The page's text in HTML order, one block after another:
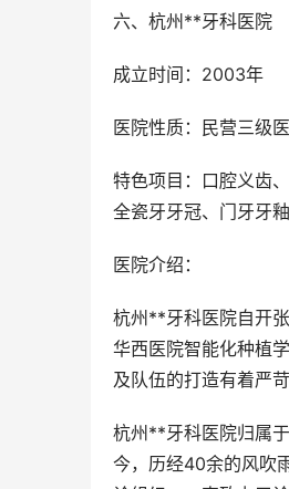
六、杭州**牙科医院
成立时间：2003年
医院性质：民营三级
特色项目：口腔义齿
全瓷牙牙冠、门牙牙
医院介绍：
杭州**牙科医院自开
华西医院智能化种植
及队伍的打造有着严
杭州**牙科医院归属
今，历经40余的风吹